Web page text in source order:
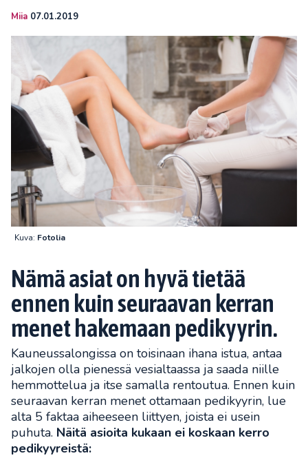
Miia 07.01.2019
Kuva: Fotolia
Nämä asiat on hyvä tietää
ennen kuin seuraavan kerran
menet hakemaan pedikyyrin.
Kauneussalongissa on toisinaan ihana istua, antaa
jalkojen olla pienessä vesialtaassa ja saada niille
hemmottelua ja itse samalla rentoutua. Ennen kuin
seuraavan kerran menet ottamaan pedikyyrin, lue
alta 5 faktaa aiheeseen liittyen, joista ei usein
puhuta. Näitä asioita kukaan ei koskaan kerro
pedikyyreistä: